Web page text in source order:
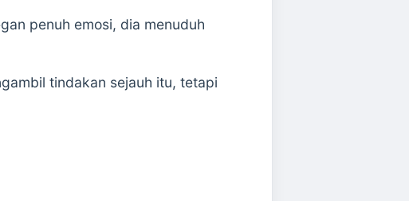
penuh emosi, dia menuduh
tindakan sejauh itu, tetapi